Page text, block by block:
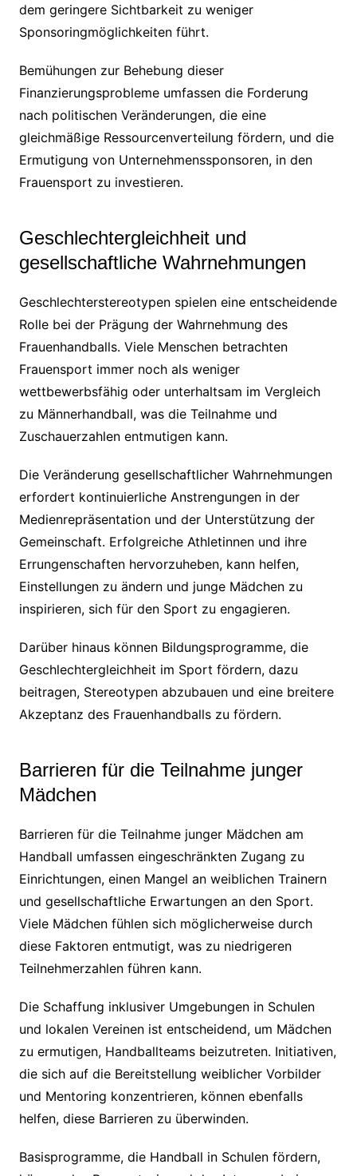
dem geringere Sichtbarkeit zu weniger
Sponsoringmöglichkeiten führt.
Bemühungen zur Behebung dieser
Finanzierungsprobleme umfassen die Forderung
nach politischen Veränderungen, die eine
gleichmäßige Ressourcenverteilung fördern, und die
Ermutigung von Unternehmenssponsoren, in den
Frauensport zu investieren.
Geschlechtergleichheit und
gesellschaftliche Wahrnehmungen
Geschlechterstereotypen spielen eine entscheidende
Rolle bei der Prägung der Wahrnehmung des
Frauenhandballs. Viele Menschen betrachten
Frauensport immer noch als weniger
wettbewerbsfähig oder unterhaltsam im Vergleich
zu Männerhandball, was die Teilnahme und
Zuschauerzahlen entmutigen kann.
Die Veränderung gesellschaftlicher Wahrnehmungen
erfordert kontinuierliche Anstrengungen in der
Medienrepräsentation und der Unterstützung der
Gemeinschaft. Erfolgreiche Athletinnen und ihre
Errungenschaften hervorzuheben, kann helfen,
Einstellungen zu ändern und junge Mädchen zu
inspirieren, sich für den Sport zu engagieren.
Darüber hinaus können Bildungsprogramme, die
Geschlechtergleichheit im Sport fördern, dazu
beitragen, Stereotypen abzubauen und eine breitere
Akzeptanz des Frauenhandballs zu fördern.
Barrieren für die Teilnahme junger
Mädchen
Barrieren für die Teilnahme junger Mädchen am
Handball umfassen eingeschränkten Zugang zu
Einrichtungen, einen Mangel an weiblichen Trainern
und gesellschaftliche Erwartungen an den Sport.
Viele Mädchen fühlen sich möglicherweise durch
diese Faktoren entmutigt, was zu niedrigeren
Teilnehmerzahlen führen kann.
Die Schaffung inklusiver Umgebungen in Schulen
und lokalen Vereinen ist entscheidend, um Mädchen
zu ermutigen, Handballteams beizutreten. Initiativen,
die sich auf die Bereitstellung weiblicher Vorbilder
und Mentoring konzentrieren, können ebenfalls
helfen, diese Barrieren zu überwinden.
Basisprogramme, die Handball in Schulen fördern,